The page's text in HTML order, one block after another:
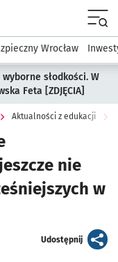
Dla mieszkańca
Wrocław
słodkości. W
Feta [ZDJĘCIA]
Aktualności z edukacji
nie
w
Udostępnijartykuł